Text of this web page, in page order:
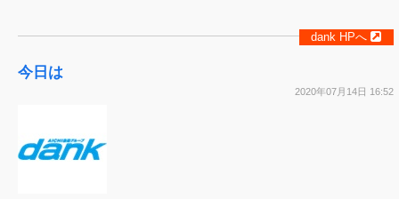
今日は
dank HPへ
2020年07月14日 16:52